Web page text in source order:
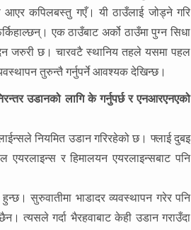
आएर कपिलबस्तु गएँ। यी ठाउँलाई जोड्ने गरि
एक ठाउँबाट अर्को ठाउँमा पुग्न सिधा
जरुरी छ। चारवटै स्थानिय तहले यसमा पहल
तुरुन्तै गर्नुपर्ने आवश्यक देखिन्छ।
उडानको लागि के गर्नुपर्छ र एनआरएनएको
नियमित उडान गरिरहेको छ। फ्लाई दुबइ
र हिमालयन एयरलाइन्सबाट पनि
हुन्छ। सुरुवातीमा भाडादर व्यवस्थापन गरेर पनि
त्यसले गर्दा भैरहवाबाट केही उडान गराउँदा